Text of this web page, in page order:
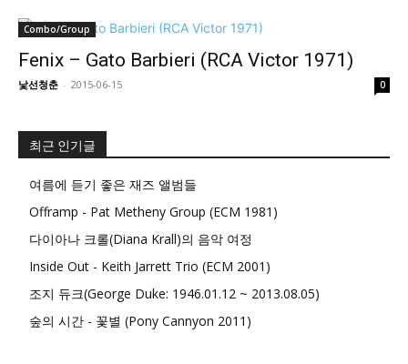
Combo/Group
Fenix – Gato Barbieri (RCA Victor 1971)
낯선청춘 - 2015-06-15 0
최근 인기글
여름에 듣기 좋은 재즈 앨범들
Offramp - Pat Metheny Group (ECM 1981)
다이아나 크롤(Diana Krall)의 음악 여정
Inside Out - Keith Jarrett Trio (ECM 2001)
조지 듀크(George Duke: 1946.01.12 ~ 2013.08.05)
숲의 시간 - 꽃별 (Pony Cannyon 2011)